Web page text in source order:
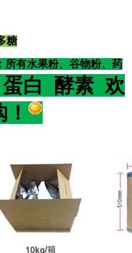
糖
所有水果粉、谷物粉、药
白 酵素 欢